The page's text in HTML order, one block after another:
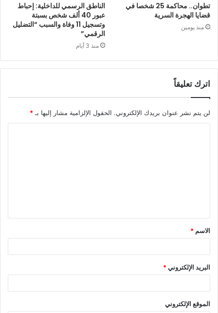
تطوان.. محاكمة 25 شخصا في
قضايا الهجرة السرية
منذ يومين
الناطق الرسمي للداخلية: إحباط
عبور 40 ألف شخص بسبتة
وتسجيل 11 وفاة والسبب “التضليل
الرقمي”
منذ 3 أيام
اترك تعليقاً
لن يتم نشر عنوان بريدك الإلكتروني. الحقول الإلزامية مشار إليها بـ *
ق
*
الاسم *
البريد الإلكتروني*
الموقع الإلكتروني